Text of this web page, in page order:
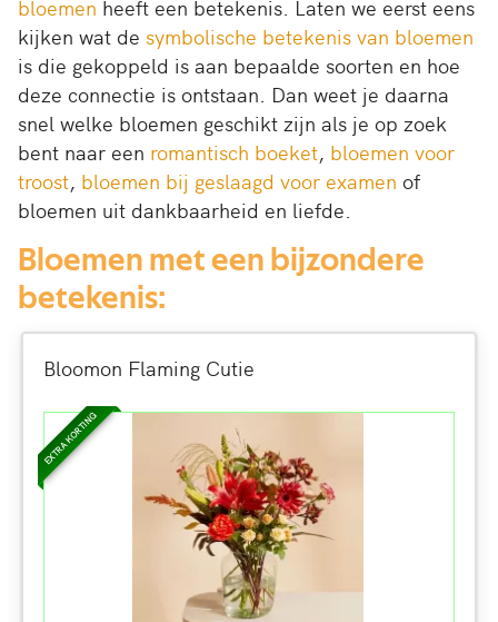
bloemen heeft een betekenis. Laten we eerst eens
kijken wat de symbolische betekenis van bloemen
is die gekoppeld is aan bepaalde soorten en hoe
deze connectie is ontstaan. Dan weet je daarna
snel welke bloemen geschikt zijn als je op zoek
bent naar een romantisch boeket, bloemen voor
troost, bloemen bij geslaagd voor examen of
bloemen uit dankbaarheid en liefde.
Bloemen met een bijzondere
betekenis:
Bloomon Flaming Cutie
EXTRA KORTING